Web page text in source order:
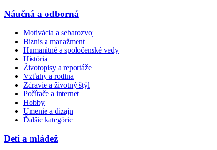
Náučná a odborná
Motivácia a sebarozvoj
Biznis a manažment
Humanitné a spoločenské vedy
História
Životopisy a reportáže
Vzťahy a rodina
Zdravie a životný štýl
Počítače a internet
Hobby
Umenie a dizajn
Ďalšie kategórie
Deti a mládež